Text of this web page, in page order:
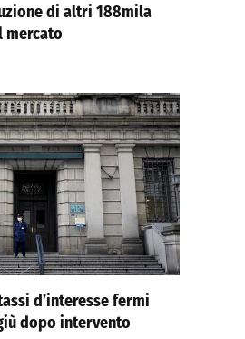
di altri 188mila
mercato
d’interesse fermi
dopo intervento